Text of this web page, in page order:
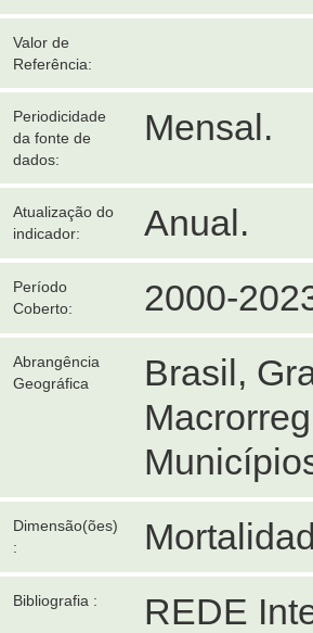
Valor de
Referência:
Periodicidade
da fonte de
dados:
Mensal.
Atualização do
indicador:
Anual.
Período
Coberto:
2000-
Abrangência
Geográfica
Brasil,
Dimensão(ões)
:
Bibliografia :
REDE